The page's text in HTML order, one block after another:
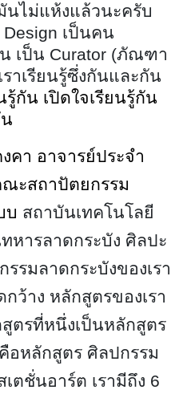
นไม่แห้งแล้วนะครับ
Design เป็นคน
เป็น Curator (ภัณฑา
าเรียนรู้ซึ่งกันและกัน
กัน เปิดใจเรียนรู้กัน
คา อาจารย์ประจำ
ะสถาปัตยกรรม
บ สถาบันเทคโนโลยี
หารลาดกระบัง ศิลปะ
รมลาดกระบังของเรา
ว้าง หลักสูตรของเรา
ตรที่หนึ่งเป็นหลักสูตร
อหลักสูตร ศิลปกรรม
ตชั่นอาร์ต เรามีถึง 6